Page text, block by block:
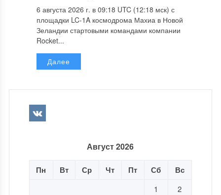
6 августа 2026 г. в 09:18 UTC (12:18 мск) с
площадки LC-1A космодрома Махиа в Новой
Зеландии стартовыми командами компании
Rocket...
Далее
Август 2026
Пн Вт Ср Чт Пт Сб Вс
1
2